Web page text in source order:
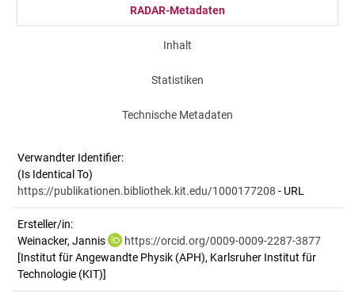
RADAR-Metadaten
Inhalt
Statistiken
Technische Metadaten
Verwandter Identifier:
(Is Identical To)
https://publikationen.bibliothek.kit.edu/1000177208 - URL
Ersteller/in:
Weinacker, Jannis
https://orcid.org/0009-0009-2287-3877
[Institut für Angewandte Physik (APH), Karlsruher Institut für
Technologie (KIT)]